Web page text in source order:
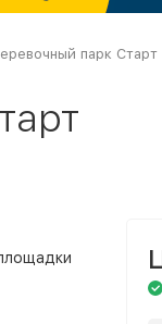
парк Старт